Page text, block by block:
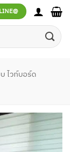
LINE@
ไวท์บอร์ด